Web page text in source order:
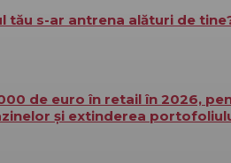
tău s-ar antrena alături de
de euro în retail în 2026,
și extinderea